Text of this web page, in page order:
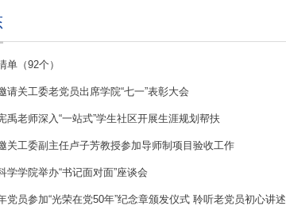
单（92个）
请关工委老党员出席学院“七一”表彰大会
禹老师深入“一站式”学生社区开展生涯规划帮扶
关工委副主任卢子芳教授参加导师制项目验收工作
学学院举办“书记面对面”座谈会
党员参加“光荣在党50年”纪念章颁发仪式 聆听老党员初心讲述